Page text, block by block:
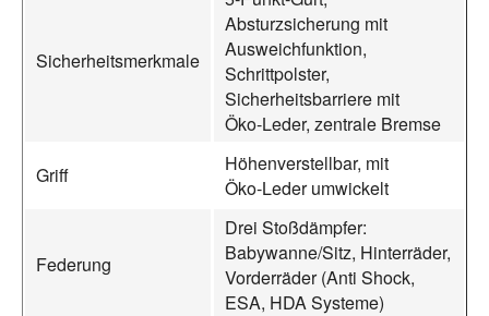
Sicherheitsmerkmale
Absturzsicherung mit
Ausweichfunktion,
Schrittpolster,
Sicherheitsbarriere mit
Öko‑Leder, zentrale Bremse
Griff
Höhenverstellbar, mit
Öko‑Leder umwickelt
Federung
Drei Stoßdämpfer:
Babywanne/Sitz, Hinterräder,
Vorderräder (Anti Shock,
ESA, HDA Systeme)